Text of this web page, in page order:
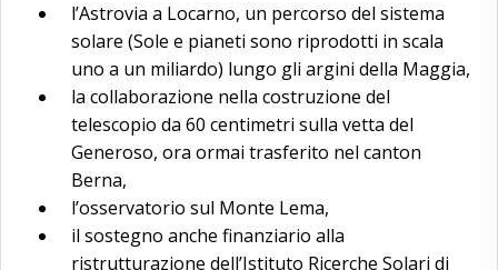
l’Astrovia a Locarno, un percorso del sistema
solare (Sole e pianeti sono riprodotti in scala
uno a un miliardo) lungo gli argini della Maggia,
la collaborazione nella costruzione del
telescopio da 60 centimetri sulla vetta del
Generoso, ora ormai trasferito nel canton
Berna,
l’osservatorio sul Monte Lema,
il sostegno anche finanziario alla
ristrutturazione dell’Istituto Ricerche Solari di